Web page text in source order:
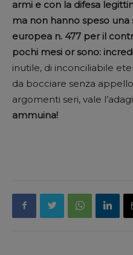
armi e con la difesa
ma non hanno speso
europea n. 477 per il
pochi mesi or sono:
inutile, di inconciliabile
da bocciare senza
argomenti seri, vale
ammuina!